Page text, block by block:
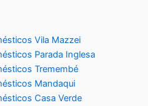
Vila Mazzei
Parada Inglesa
Tremembé
Mandaqui
Casa Verde